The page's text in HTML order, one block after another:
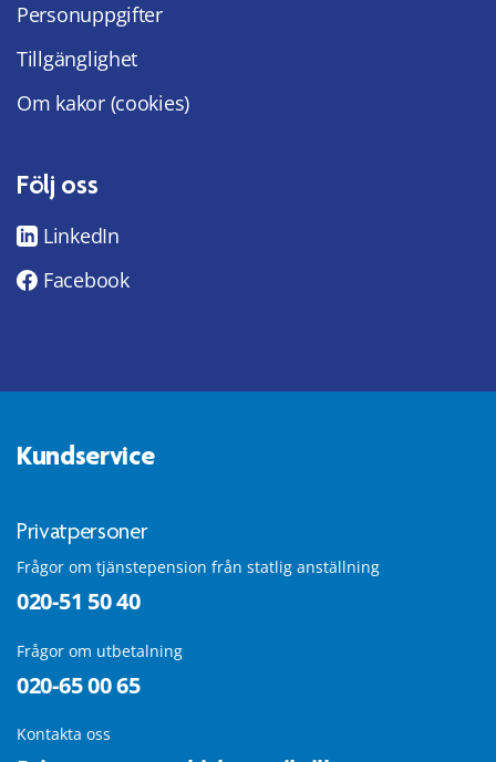
Personuppgifter
Tillgänglighet
Om kakor (cookies)
Följ oss
LinkedIn
Facebook
Kundservice
Privatpersoner
Frågor om tjänstepension från statlig anställning
020-51 50 40
Frågor om utbetalning
020-65 00 65
Kontakta oss